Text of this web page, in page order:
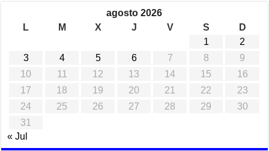
agosto 2026
L
M X J V S
D
1
2
3
4 5 6 7 8
9
10
11 12 13 14 15
16
17
18 19 20 21 22
23
24
25 26 27 28 29
30
31
« Jul